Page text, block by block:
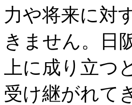
力や将来に対
きません。日
上に成り立
受け継がれて